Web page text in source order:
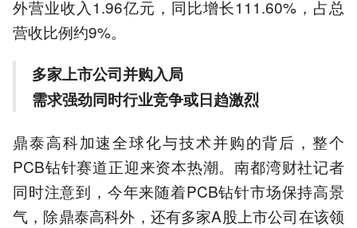
外营业收入1.96亿元，同比增长111.60%，占总
营收比例约9%。
多家上市公司并购入局
需求强劲同时行业竞争或日趋激烈
鼎泰高科加速全球化与技术并购的背后，整个
PCB钻针赛道正迎来资本热潮。南都湾财社记者
同时注意到，今年来随着PCB钻针市场保持高景
气，除鼎泰高科外，还有多家A股上市公司在该领